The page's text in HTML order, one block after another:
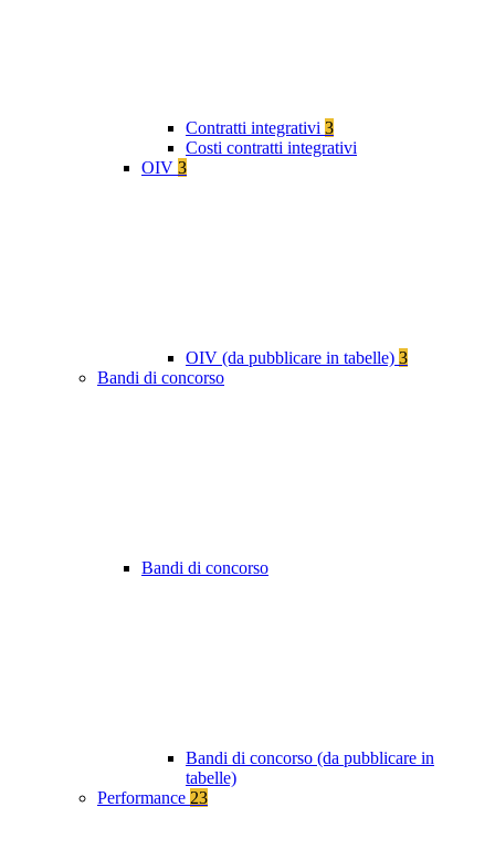
Contratti integrativi 3
Costi contratti integrativi
OIV 3
OIV (da pubblicare in tabelle) 3
Bandi di concorso
Bandi di concorso
Bandi di concorso (da pubblicare in
tabelle)
Performance 23